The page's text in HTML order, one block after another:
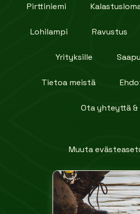
Pirttiniemi
Lohilampi Ravustus
Yrityksille
Tietoa meistä
Ota yhteyttä &
Muuta